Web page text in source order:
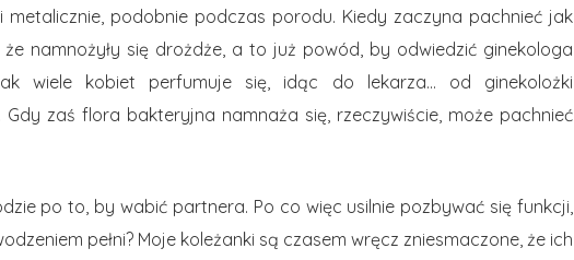
podobnie podczas porodu. Kiedy zaczyna pachnieć jak
namnożyły się drożdże, a to już powód, by odwiedzić ginekologa
wiele kobiet perfumuje się, idąc do lekarza… od ginekolożki
Gdy zaś flora bakteryjna namnaża się, rzeczywiście, może pachnieć
po to, by wabić partnera. Po co więc usilnie pozbywać się funkcji,
pełni? Moje koleżanki są czasem wręcz zniesmaczone, że ich